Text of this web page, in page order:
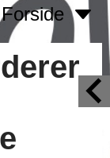
Forside